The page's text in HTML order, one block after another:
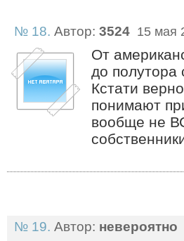
№ 18. Автор: 3524 15 мая
От
до полутора
Кстати
понимают
вообще не
№ 19. Автор: невероятно